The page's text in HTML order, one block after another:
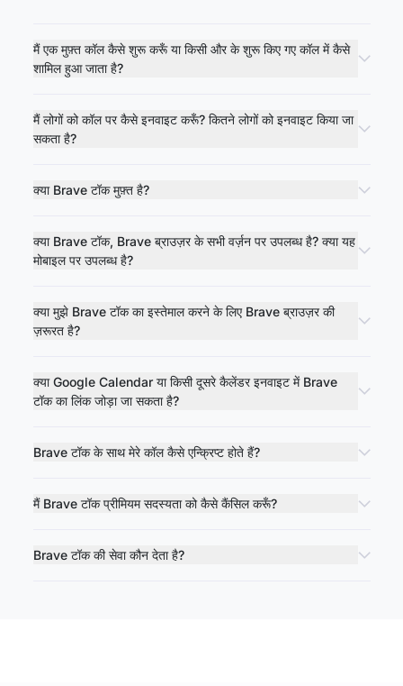
मैं एक मुफ़्त कॉल कैसे शुरू करूँ या किसी और के शुरू किए गए कॉल में कैसे
शामिल हुआ जाता है?
मैं लोगों को कॉल पर कैसे इनवाइट करूँ? कितने लोगों को इनवाइट किया जा
सकता है?
क्या Brave टॉक मुफ़्त है?
क्या Brave टॉक, Brave ब्राउज़र के सभी वर्ज़न पर उपलब्ध है? क्या यह
मोबाइल पर उपलब्ध है?
क्या मुझे Brave टॉक का इस्तेमाल करने के लिए Brave ब्राउज़र की
ज़रूरत है?
क्या Google Calendar या किसी दूसरे कैलेंडर इनवाइट में Brave
टॉक का लिंक जोड़ा जा सकता है?
Brave टॉक के साथ मेरे कॉल कैसे एन्क्रिप्ट होते हैं?
मैं Brave टॉक प्रीमियम सदस्यता को कैसे कैंसिल करूँ?
Brave टॉक की सेवा कौन देता है?